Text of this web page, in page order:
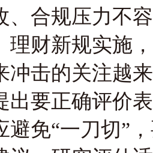
、合规压力不
理财新规实施
冲击的关注越
出要正确评价
避免“一刀切”